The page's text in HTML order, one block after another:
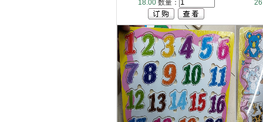
18.00数量：